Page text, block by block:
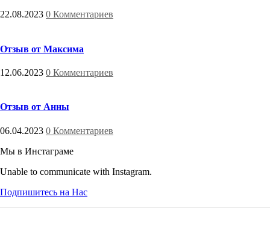
22.08.2023 0 Комментариев
Отзыв от Максима
12.06.2023 0 Комментариев
Отзыв от Анны
06.04.2023 0 Комментариев
Мы в Инстаграме
Unable to communicate with Instagram.
Подпишитесь на Нас